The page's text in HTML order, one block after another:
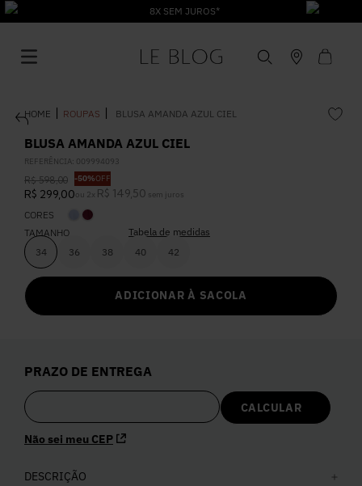
8X SEM JUROS*
ROUPAS BLUSA AMANDA AZUL CIEL
BLUSA AMANDA AZUL CIEL
REFERÊNCIA: 009994093
R$ 598,00 -50%OFF
R$ 299,00 ou 2 x R$ 149 50 sem juros
CORES
TAMANHO
34
36 38 40 42
Tabela de medidas
ADICIONAR À SACOLA
PRAZO DE ENTREGA
Não sei meu CEP
DESCRIÇÃO
1º Vestido
2º
5º Calça
6º Vestidos
7º Colete